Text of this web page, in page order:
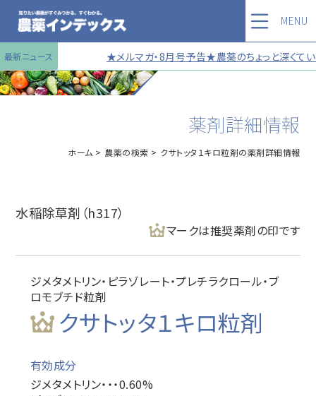
最新ニュース ★メルマガ・8月号予告★農薬のちょっと深く
MENU
薬剤詳細情報
ホーム 農薬の検索 クサトッタ１キロ粒剤の薬剤詳細情報
水稲除草剤（h317）
マークは推奨薬剤の印です
ジメタメトリン・ピラゾレート・プレチラクロール・ブ
ロモブチド粒剤
クサトッタ１キロ粒剤
有効成分
ジメタメトリン・・・0.60%